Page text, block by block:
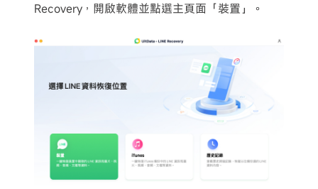
Recovery，開啟軟體並點選主頁面「裝置」。